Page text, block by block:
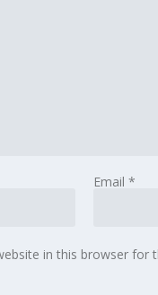
Email *
in this browser for